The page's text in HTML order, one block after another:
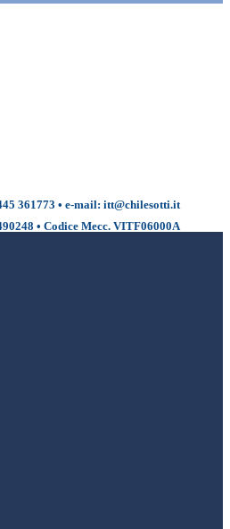
361773 • e-mail: itt@chilesotti.it
• Codice Mecc. VITF06000A